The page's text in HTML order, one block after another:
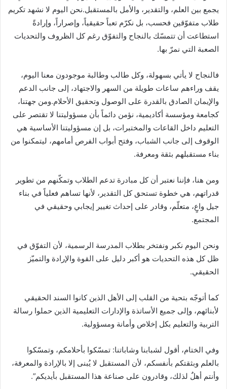
يجمع بين العلم، والتقدير، والأمل بالمستقبل.نحن اليوم لا نشهد تكريم
طلاب متفوّقين فحسب، بل نكرّم تعباً حقيقياً، وإصراراً، وإرادةً
استطاعت أن تتمسّك بالنجاح والتفوّق رغم كل الظروف والتحديات
الصعبة التي نمرّ بها.
فالنجاح لا يأتي بسهولة، وكل طالب وطالبة موجودون معنا اليوم،
يقف وراءهم ساعات طويلة من السهر والاجتهاد، إلى جانب الدعم
والإيمان الصادق بالقدرة على الوصول وتحقيق الأحلام.ومن جهتنا،
كجامعة ومؤسسة أكاديمية، نؤمن دائماً بأن مسؤوليتنا لا تقتصر على
التعليم داخل القاعات والمختبرات، بل إن مسؤوليتنا الأساسية هي
الوقوف إلى جانب الشباب، وفتح أبواب الفرص أمامهم، ليتمكنوا من
بناء مستقبلهم بثقة ومعرفة.
ومن هنا، فإننا نعتبر أن كل مبادرة تدعم الطلاب وتمكّنهم من تطوير
قدراتهم، هي خطوة تستحق كل التقدير، لأنها تساهم فعلياً في بناء
جيل واعٍ، متعلّم، وقادر على إحداث تغيير إيجابي وحقيقي في
المجتمع.
ونحن اليوم نكبر ونفتخر بطلاب المدرسة الرسمية، لأن التفوّق في
ظل كل هذه التحديات هو أكبر دليل على القوة والإرادة والتميّز
الحقيقي.
كما أتوجّه بتحية من القلب إلى الأهل الذين كانوا السند الحقيقي
لأبنائهم، وإلى جميع الأساتذة والإدارات التعليمية الذين حملوا رسالة
التربية والتعليم بكل إخلاص وأمانة ومسؤولية.
وفي الختام، أقول لشبابنا وشاباتنا: تمسّكوا بأحلامكم، وتمسّكوا
بالعلم وبثقتكم بأنفسكم، لأن المستقبل لا يُبنى إلا بالإرادة والمعرفة،
وأنتم أهلٌ لذلك، وقادرون على صناعة هذا المستقبل بأيديكم”.